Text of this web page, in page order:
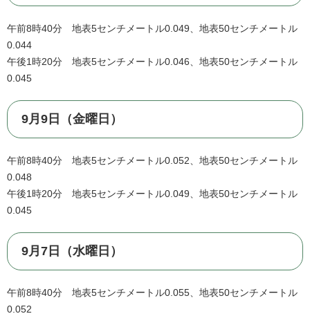
午前8時40分 地表5センチメートル0.049、地表50センチメートル
0.044
午後1時20分 地表5センチメートル0.046、地表50センチメートル
0.045
9月9日（金曜日）
午前8時40分 地表5センチメートル0.052、地表50センチメートル
0.048
午後1時20分 地表5センチメートル0.049、地表50センチメートル
0.045
9月7日（水曜日）
午前8時40分 地表5センチメートル0.055、地表50センチメートル
0.052